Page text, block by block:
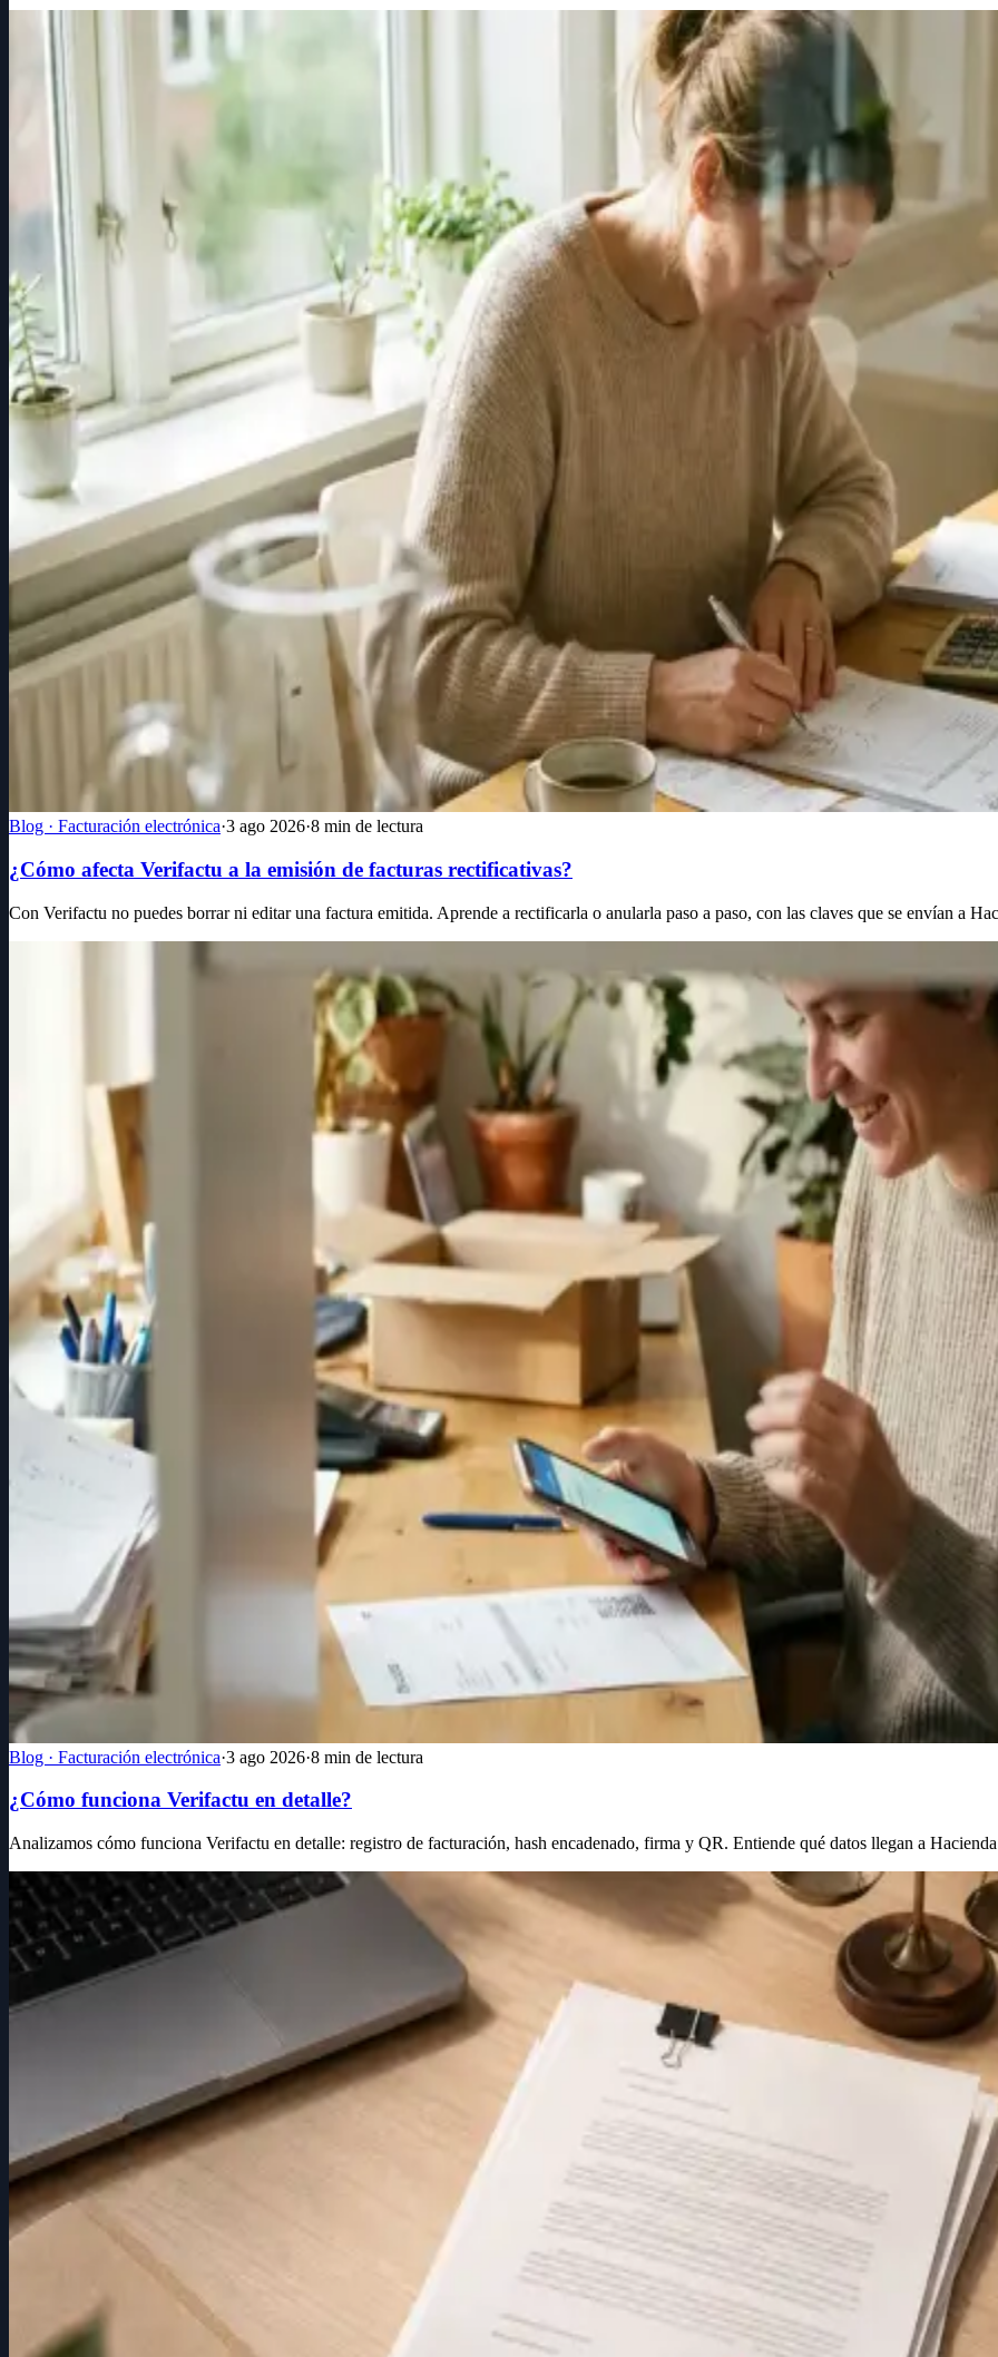
Blog · Facturación electrónica·3 ago 2026·8 min de lectura
¿Cómo afecta Verifactu a la emisión de facturas rectificativas?
Con Verifactu no puedes borrar ni editar una factura emitida. Aprende a rectificarla o anularla paso a paso, con las claves que se envían a
Blog · Facturación electrónica·3 ago 2026·8 min de lectura
¿Cómo funciona Verifactu en detalle?
Analizamos cómo funciona Verifactu en detalle: registro de facturación, hash encadenado, firma y QR. Entiende qué datos llegan a